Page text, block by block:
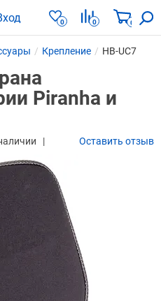
0 0 0
Крепление HB-UC7
Piranha и
Оставить отзыв